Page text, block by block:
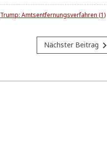
Trump: Amtsentfernungsverfahren (1)
Nächster Beitrag navigate_next